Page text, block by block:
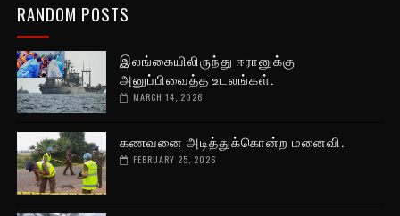
RANDOM POSTS
இலங்கையிலிருந்து ஈரானுக்கு
அனுப்பிவைத்த உடலங்கள்.
MARCH 14, 2026
கணவனை அடித்துக்கொன்ற மனைவி.
FEBRUARY 25, 2026